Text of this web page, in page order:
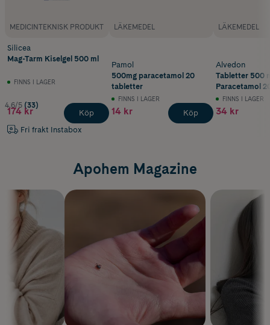
MEDICINTEKNISK PRODUKT
Silicea
Mag-Tarm Kiselgel 500 ml
FINNS I LAGER
4.6/5 (33)
174 kr
Fri frakt Instabox
Köp
LÄKEMEDEL
Pamol
500mg paracetamol 20
tabletter
FINNS I LAGER
14 kr Köp
LÄKEMEDEL
Alvedon
Tabletter 500
Paracetamol
FINNS I LAGER
34 kr
Apohem Magazine